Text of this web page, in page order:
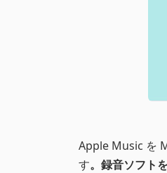
Apple Music を
す。録音ソフト